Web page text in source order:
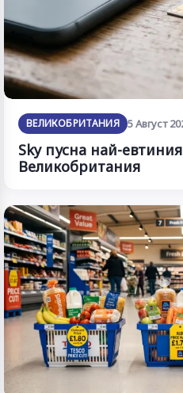
ВЕЛИКОБРИТАНИЯ 5 Август
Sky пусна най-
Великобритания